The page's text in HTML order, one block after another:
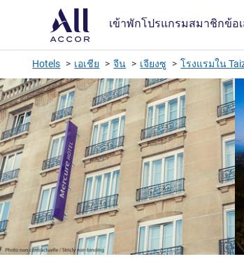
เข้าพักโปรแกรมสมาชิกข้อ
Hotels เอเชีย จีน เจียงซู โรงแรมใน